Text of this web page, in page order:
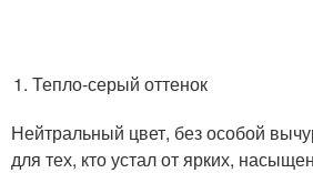
Тепло-серый оттенок
Нейтральный цвет, без особой
для тех, кто устал от ярких,